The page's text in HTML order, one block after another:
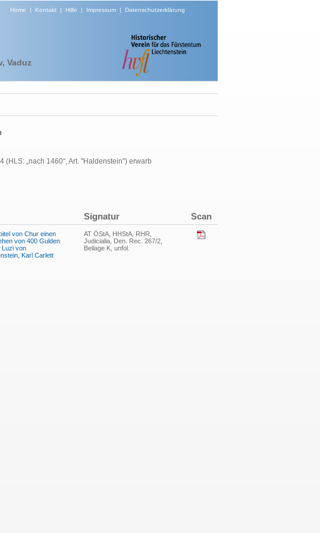
Home | Kontakt| Hilfe | Impressum| Datenschutzerklärung
Vaduz
„nach 1460“, Art. "Haldenstein") erwarb
Signatur Scan
von Chur einen
von 400 Gulden
Luzi von
Karl Carlett
AT ÖStA, HHStA, RHR,
Judicialia, Den. Rec. 267/2,
Beilage K, unfol.